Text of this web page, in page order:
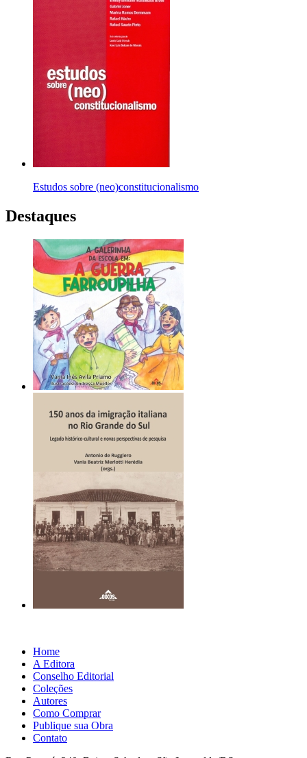
Estudos sobre (neo)constitucionalismo
Destaques
Home
A Editora
Conselho Editorial
Coleções
Autores
Como Comprar
Publique sua Obra
Contato